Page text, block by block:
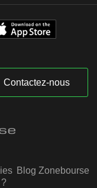
Contactez-nous
Blog Zonebourse